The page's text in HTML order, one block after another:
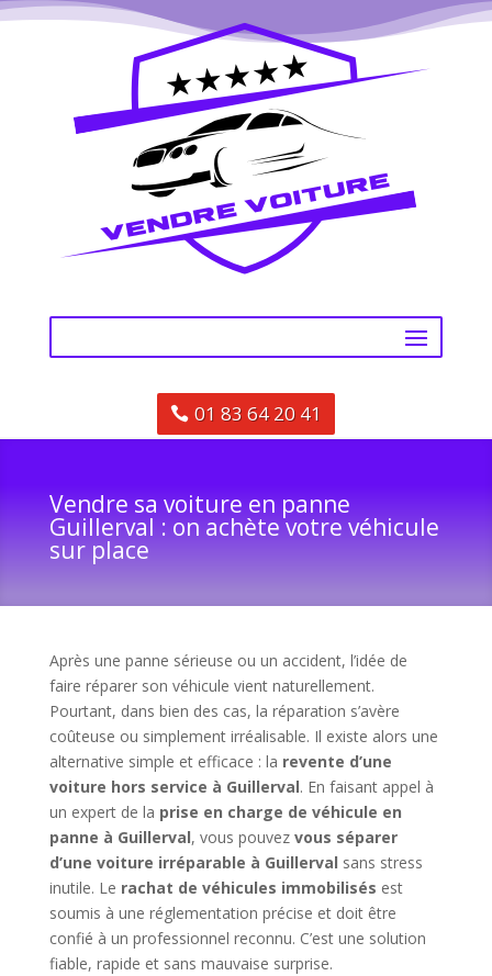
01 83 64 20 41
Vendre sa voiture en panne
Guillerval : on achète votre véhicule
sur place
Après une panne sérieuse ou un accident, l’idée de
faire réparer son véhicule vient naturellement.
Pourtant, dans bien des cas, la réparation s’avère
coûteuse ou simplement irréalisable. Il existe alors une
alternative simple et efficace : la revente d’une
voiture hors service à Guillerval. En faisant appel à
un expert de la prise en charge de véhicule en
panne à Guillerval, vous pouvez vous séparer
d’une voiture irréparable à Guillerval sans stress
inutile. Le rachat de véhicules immobilisés est
soumis à une réglementation précise et doit être
confié à un professionnel reconnu. C’est une solution
fiable, rapide et sans mauvaise surprise.